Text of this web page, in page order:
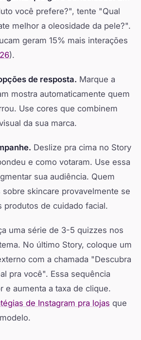
você prefere?", tente "Qual
melhor a oleosidade da pele?".
geram 15% mais interações
).
de resposta. Marque a
mostra automaticamente quem
Use cores que combinem
da sua marca.
Deslize pra cima no Story
e como votaram. Use essa
sua audiência. Quem
skincare provavelmente se
produtos de cuidado facial.
uma série de 3-5 quizzes nos
No último Story, coloque um
com a chamada "Descubra
pra você". Essa sequência
e aumenta a taxa de clique.
de Instagram pra lojas que